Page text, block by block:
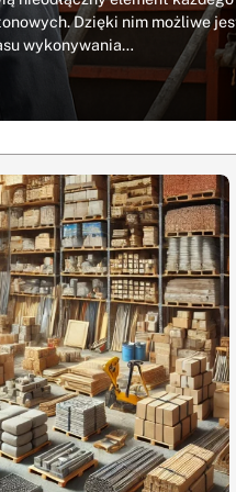
Dzięki nim możliwe
wykonywania…